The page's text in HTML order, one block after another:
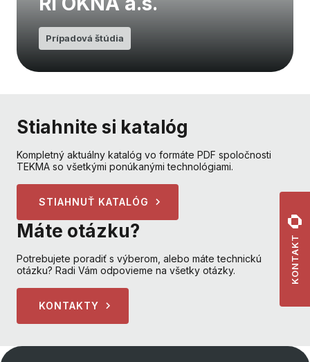
KONTAKT
Prípadová štúdia
Stiahnite si katalóg
Kompletný aktuálny katalóg vo formáte PDF spoločnosti
TEKMA so všetkými ponúkanými technológiami.
STIAHNUŤ KATALÓG
Máte otázku?
Potrebujete poradiť s výberom, alebo máte technickú
otázku? Radi Vám odpovieme na všetky otázky.
KONTAKTY